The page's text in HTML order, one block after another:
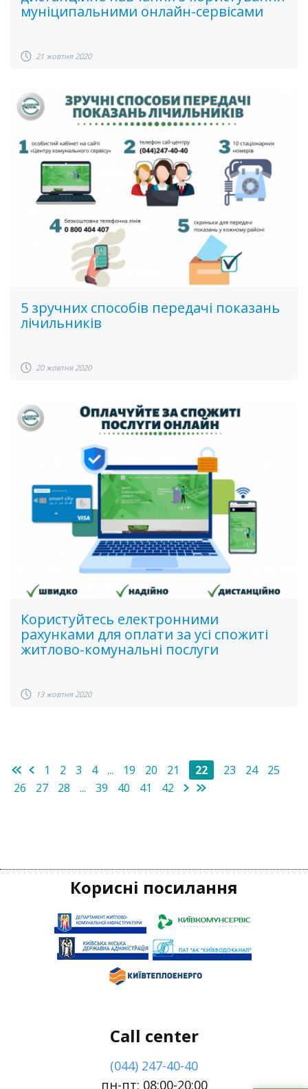
муніципальними онлайн-сервісами
21 жовтня 2020
5 зручних способів передачі показань
лічильників
20 жовтня 2020
Користуйтесь електронними
рахунками для оплати за усі спожиті
житлово-комунальні послуги
13 жовтня 2020
1 2 3 4 ... 19 20 21 22 23 24
25
26
27 28 ... 39 40 41 42
Корисні посилання
Call center
(044) 247-40-40
пн-пт: 08:00-20:00